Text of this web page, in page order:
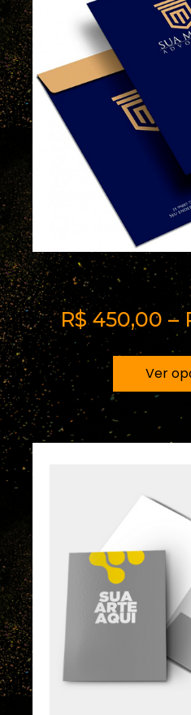
Envelope
R$450,00 –
Ver